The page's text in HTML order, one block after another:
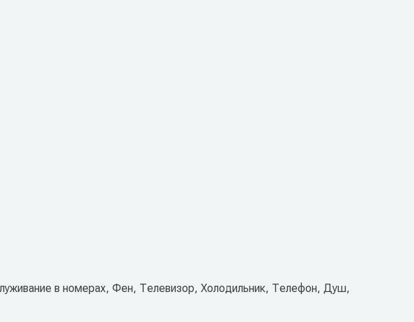
в номерах, Фен, Телевизор, Холодильник, Телефон, Душ,